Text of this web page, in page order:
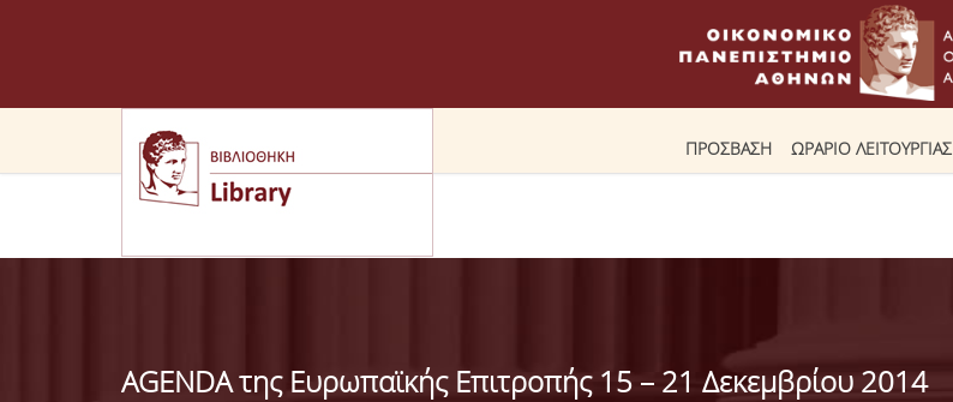
ΠΡΟΣΒΑΣΗ ΩΡΑΡΙΟ ΛΕΙΤΟΥΡΓΙΑΣ
AGENDA της Ευρωπαϊκής Επιτροπής 15 – 21 Δεκεμβρίου 2014